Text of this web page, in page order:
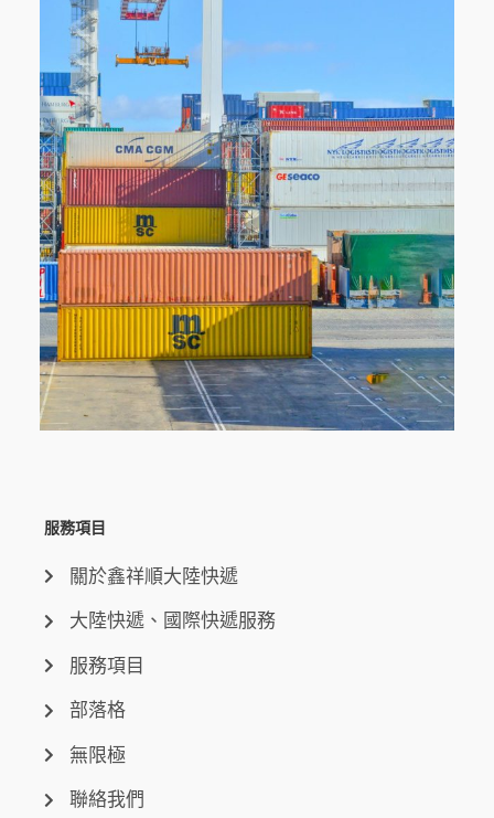
服務項目
關於鑫祥順大陸快遞
大陸快遞、國際快遞服務
服務項目
部落格
無限極
聯絡我們